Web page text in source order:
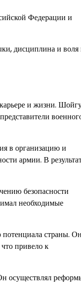
Федерации и
дисциплина и воля
и жизни.
в организацию и
армии. В
безопасности
необходимые
страны. Он
привело к
осуществлял